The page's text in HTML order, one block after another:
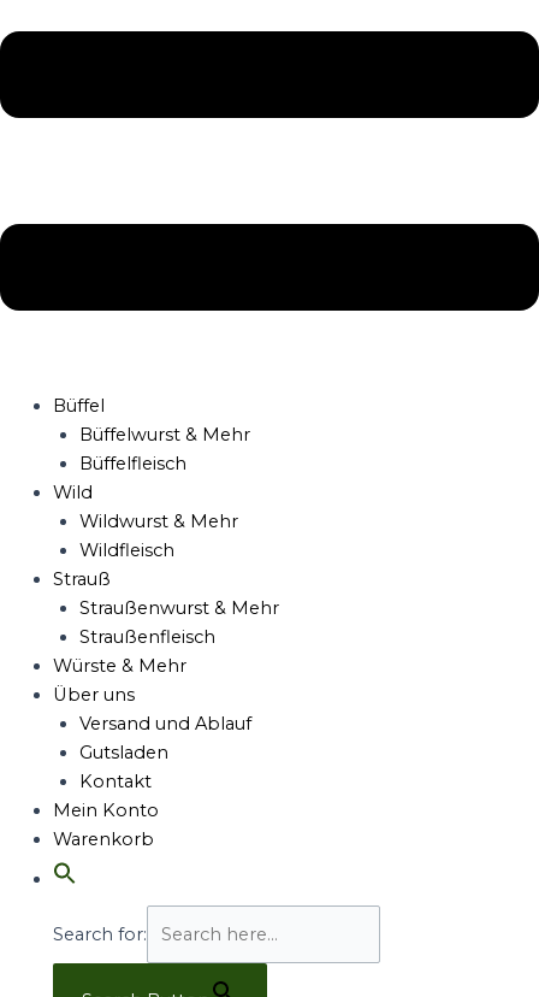
Büffel
Büffelwurst & Mehr
Büffelfleisch
Wild
Wildwurst & Mehr
Wildfleisch
Strauß
Straußenwurst & Mehr
Straußenfleisch
Würste & Mehr
Über uns
Versand und Ablauf
Gutsladen
Kontakt
Mein Konto
Warenkorb
Search for: